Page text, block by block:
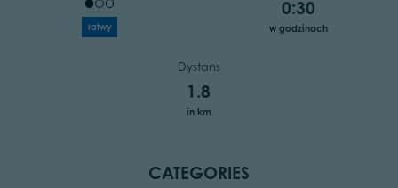
łatwy
0:30
w godzinach
Dystans
1.8
in km
CATEGORIES